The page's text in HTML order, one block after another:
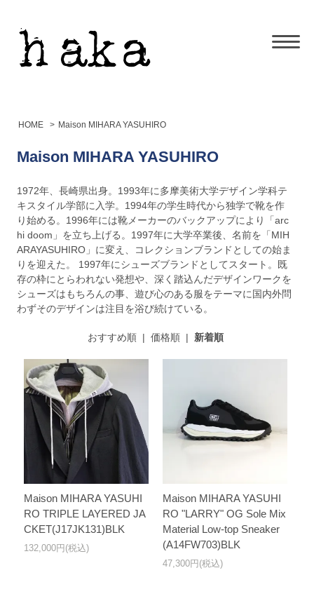
HOME > Maison MIHARA YASUHIRO
Maison MIHARA YASUHIRO
1972年、長崎県出身。1993年に多摩美術大学デザイン学科テ
キスタイル学部に入学。1994年の学生時代から独学で靴を作
り始める。1996年には靴メーカーのバックアップにより「arc
hi doom」を立ち上げる。1997年に大学卒業後、名前を「MIH
ARAYASUHIRO」に変え、コレクションブランドとしての始ま
りを迎えた。 1997年にシューズブランドとしてスタート。既
存の枠にとらわれない発想や、深く踏込んだデザインワークを
シューズはもちろんの事、遊び心のある服をテーマに国内外問
わずそのデザインは注目を浴び続けている。
おすすめ順| 価格順| 新着順
Maison MIHARA YASUHI
RO TRIPLE LAYERED JA
CKET(J17JK131)BLK
132,000円(税込)
Maison MIHARA YASUHI
RO "LARRY" OG Sole Mix
Material Low-top Sneaker
(A14FW703)BLK
47,300円(税込)